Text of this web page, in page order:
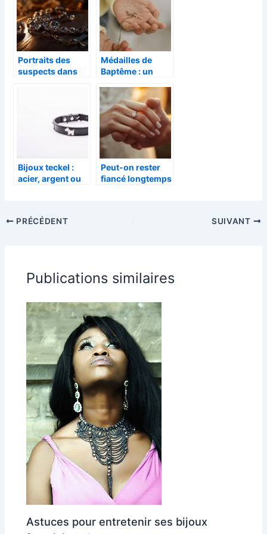
impact
environnemental
maitrise
Portraits des
suspects dans
Médailles de
Baptême : un
et intemporel
Bijoux teckel :
acier, argent ou
Peut-on rester
fiancé longtemps
PRÉCÉDENT SUIVANT
Publications similaires
Astuces pour entretenir ses bijoux